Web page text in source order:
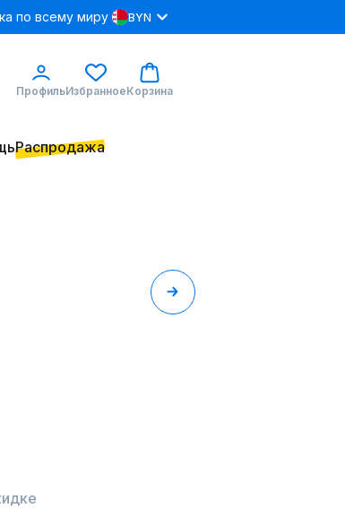
по всему миру BYN
ПрофильИзбранноеКорзина
Распродажа